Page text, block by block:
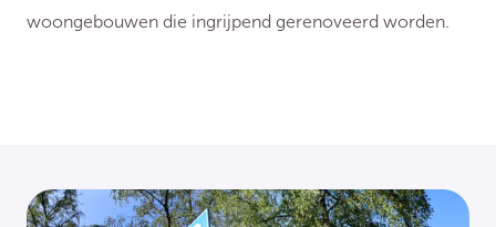
woongebouwen die ingrijpend gerenoveerd worden.